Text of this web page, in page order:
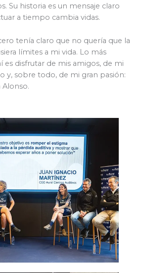
Su historia es un mensaje claro
a tiempo cambia vidas.
tenía claro que no quería que la
límites a mi vida. Lo más
disfrutar de mis amigos, de mi
y, sobre todo, de mi gran pasión:
Alonso.